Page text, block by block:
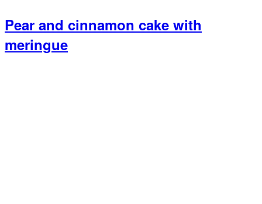
Pear and cinnamon cake with
meringue